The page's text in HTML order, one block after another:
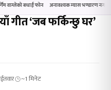
ग्यास भण्डारण नगर्न आग्रह गर्दै निगमले
गीत ‘जब फर्किन्छु घर’
~1 मिनेट